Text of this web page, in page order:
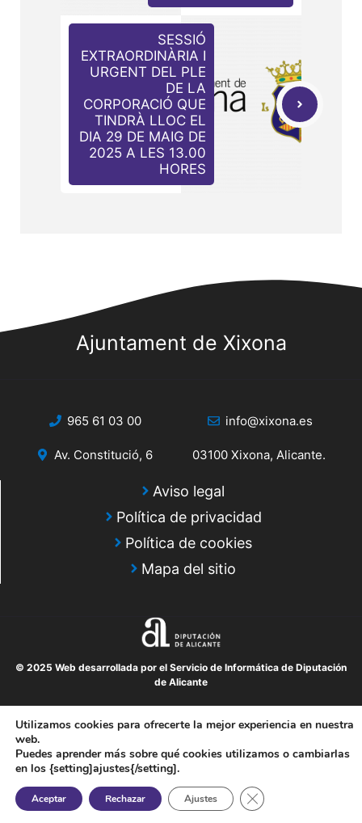
SESSIÓ
EXTRAORDINÀRIA I
URGENT DEL PLE
DE LA
CORPORACIÓ QUE
TINDRÀ LLOC EL
DIA 29 DE MAIG DE
2025 A LES 13.00
HORES
Ajuntament de Xixona
965 61 03 00 info@xixona.es
Av. Constitució, 6 03100 Xixona, Alicante.
Aviso legal
Política de privacidad
Política de cookies
Mapa del sitio
© 2025 Web desarrollada por el Servicio de Informática de Diputación
de Alicante
Utilizamos cookies para ofrecerte la mejor experiencia en nuestra
web.
Puedes aprender más sobre qué cookies utilizamos o cambiarlas
en los {setting]ajustes{/setting].
Aceptar Rechazar Ajustes Cerrar el banner de